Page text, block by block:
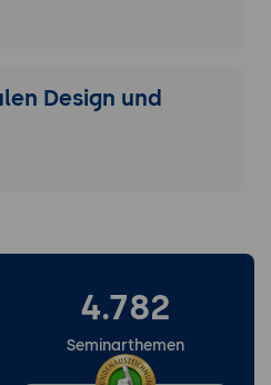
Design und
4.782
Seminarthemen